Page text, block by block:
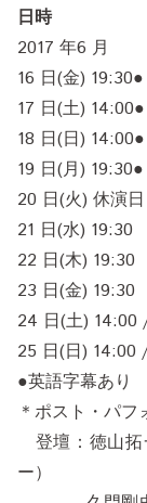
日時
2017 年6 月
16 日(金) 19:30●
17 日(土)
18 日(日)
19 日(月) 19:30●
20 日(火) 休演日
21 日(水) 19:30
22 日(木) 19:30
23 日(金) 19:30
24 日(土) 14:00
25 日(日) 14:00
●英語字幕あり
＊ポスト・パ
登壇：徳山拓
ー）